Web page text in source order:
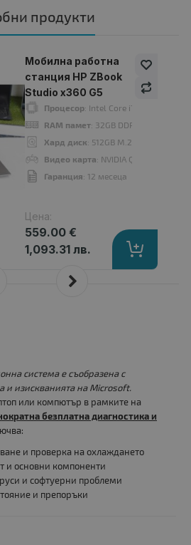
продукти
Мобилна работна
станция HP ZBook
Studio x360 G5
Процесор: Intel Core i7, 8750H
RAM памет: 32GB DDR4
Хард диск: 512GB M.2 NVMe SSD
Видео карта: NVIDIA Quadro P2000
Гаранция: 12 месеца
Цена:
559.00 €
1,093.31 лв.
система е съобразена с
и изискванията на Microsoft.
или компютър в рамките на
безплатна диагностика и
и проверка на охлаждането
и основни компоненти
и софтуерни проблеми
и препоръки